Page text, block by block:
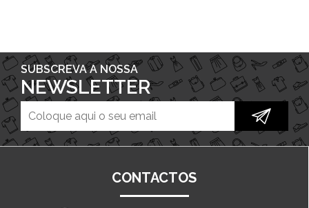
SUBSCREVA A NOSSA
NEWSLETTER
CONTACTOS